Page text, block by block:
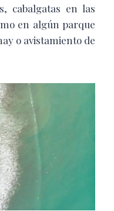
cabalgatas en las
en algún parque
o avistamiento de